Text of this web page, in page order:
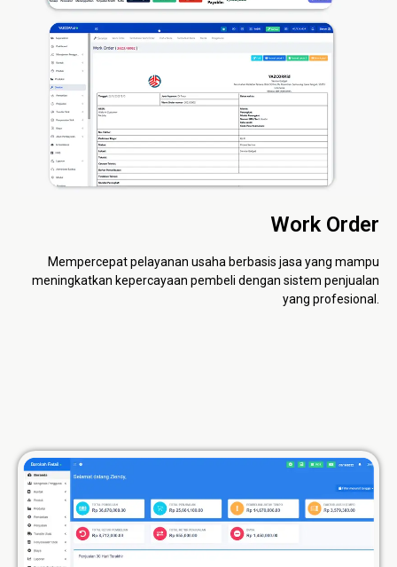
Work Order
Mempercepat pelayanan usaha berbasis jasa yang mampu
meningkatkan kepercayaan pembeli dengan sistem penjualan
yang profesional.